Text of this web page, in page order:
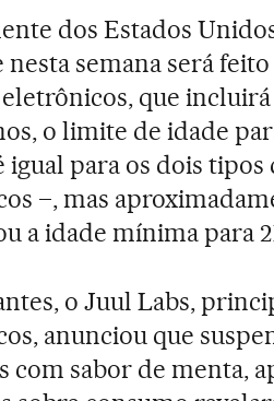
dos Estados
nesta semana será
que
o limite de idade
igual para os dois
–, mas
a idade mínima para
o Juul Labs,
anunciou que
com sabor de menta,